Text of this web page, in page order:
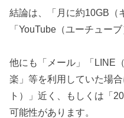
結論は、「月に約10GB（
「YouTube（ユーチュー
他にも「メール」「LINE
楽」等を利用していた場
ト）」近く、もしくは「
可能性があります。